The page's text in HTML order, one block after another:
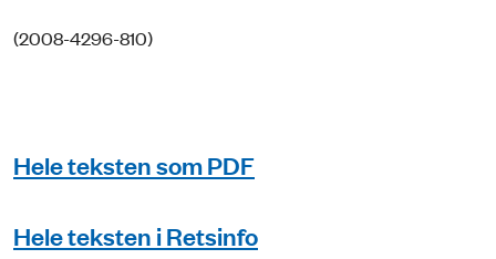
(2008-4296-810)
Hele teksten som PDF
Hele teksten i Retsinfo